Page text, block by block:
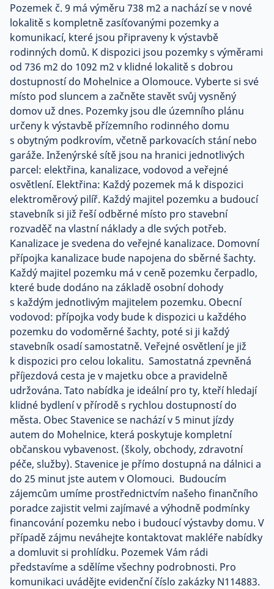
Pozemek č. 9 má výměru 738 m2 a nachází se v nové
lokalitě s kompletně zasíťovanými pozemky a
komunikací, které jsou připraveny k výstavbě
rodinných domů. K dispozici jsou pozemky s výměrami
od 736 m2 do 1092 m2 v klidné lokalitě s dobrou
dostupností do Mohelnice a Olomouce. Vyberte si své
místo pod sluncem a začněte stavět svůj vysněný
domov už dnes. Pozemky jsou dle územního plánu
určeny k výstavbě přízemního rodinného domu
s obytným podkrovím, včetně parkovacích stání nebo
garáže. Inženýrské sítě jsou na hranici jednotlivých
parcel: elektřina, kanalizace, vodovod a veřejné
osvětlení. Elektřina: Každý pozemek má k dispozici
elektroměrový pilíř. Každý majitel pozemku a budoucí
stavebník si již řeší odběrné místo pro stavební
rozvaděč na vlastní náklady a dle svých potřeb.
Kanalizace je svedena do veřejné kanalizace. Domovní
přípojka kanalizace bude napojena do sběrné šachty.
Každý majitel pozemku má v ceně pozemku čerpadlo,
které bude dodáno na základě osobní dohody
s každým jednotlivým majitelem pozemku. Obecní
vodovod: přípojka vody bude k dispozici u každého
pozemku do vodoměrné šachty, poté si ji každý
stavebník osadí samostatně. Veřejné osvětlení je již
k dispozici pro celou lokalitu. Samostatná zpevněná
příjezdová cesta je v majetku obce a pravidelně
udržována. Tato nabídka je ideální pro ty, kteří hledají
klidné bydlení v přírodě s rychlou dostupností do
města. Obec Stavenice se nachází v 5 minut jízdy
autem do Mohelnice, která poskytuje kompletní
občanskou vybavenost. (školy, obchody, zdravotní
péče, služby). Stavenice je přímo dostupná na dálnici a
do 25 minut jste autem v Olomouci. Budoucím
zájemcům umíme prostřednictvím našeho finančního
poradce zajistit velmi zajímavé a výhodně podmínky
financování pozemku nebo i budoucí výstavby domu. V
případě zájmu neváhejte kontaktovat makléře nabídky
a domluvit si prohlídku. Pozemek Vám rádi
představíme a sdělíme všechny podrobnosti. Pro
komunikaci uvádějte evidenční číslo zakázky N114883.